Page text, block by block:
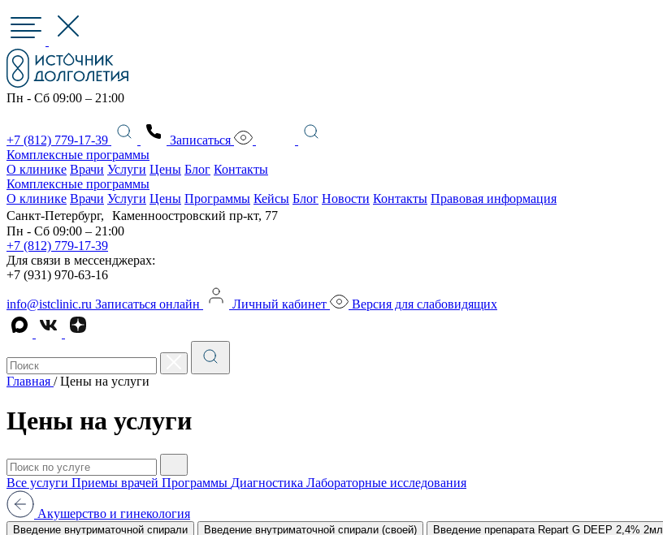
Пн - Сб 09:00 – 21:00
+7 (812) 779-17-39
Записаться
Комплексные программы
О клинике Врачи Услуги Цены Блог Контакты
Комплексные программы
О клинике Врачи Услуги Цены Программы Кейсы Блог Новости Контакты Правовая информация
Санкт-Петербург, Каменноостровский пр-кт, 77
Пн - Сб 09:00 – 21:00
+7 (812) 779-17-39
Для связи в мессенджерах:
+7 (931) 970-63-16
info@istclinic.ru Записаться онлайн Личный кабинет Версия для слабовидящих
Главная / Цены на услуги
Цены на услуги
Все услуги Приемы врачей Программы Диагностика Лабораторные исследования
Акушерство и гинекология
Введение внутриматочной спирали
Введение внутриматочной спирали (своей)
Введение препарата Repart G DEEP 2,4% 2мл